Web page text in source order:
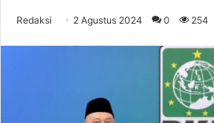
Redaksi 2 Agustus 2024 0 254